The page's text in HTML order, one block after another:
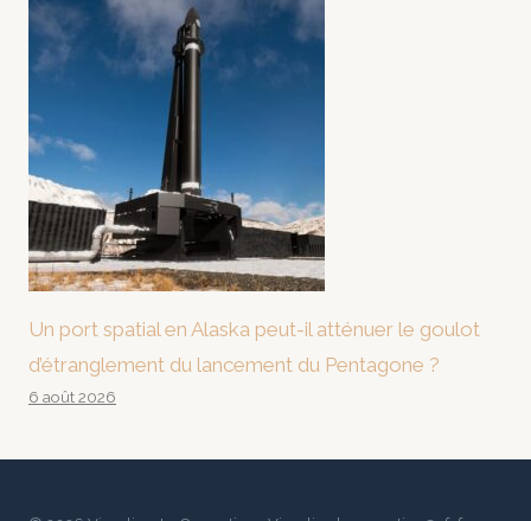
Un port spatial en Alaska peut-il atténuer le goulot
d’étranglement du lancement du Pentagone ?
6 août 2026